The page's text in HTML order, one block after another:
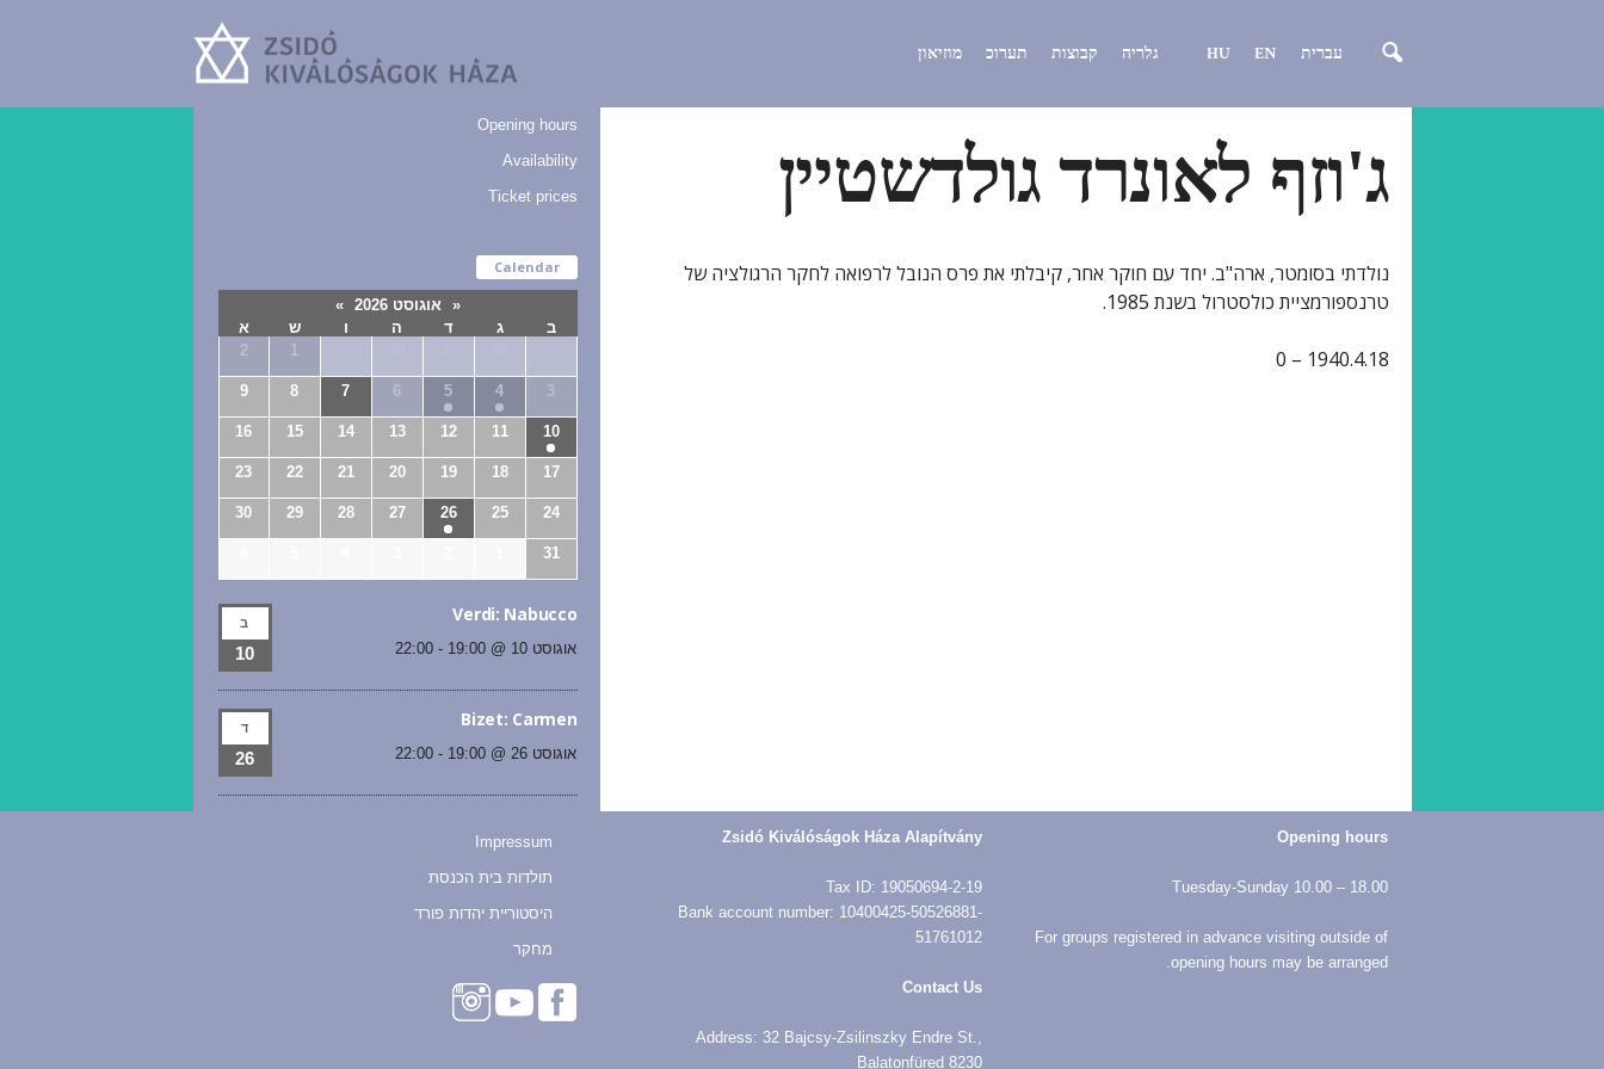
מוזיאון תערוכ קבוצות גלריה HU EN עברית
ג'וזף לאונרד גולדשטיין
נולדתי בסומטר, ארה"ב. יחד עם חוקר אחר, קיבלתי את פרס הנובל לרפואה לחקר הרגולציה של
טרנספורמציית כולסטרול בשנת 1985.
1940.4.18 – 0
Opening hours
Availability
Ticket prices
Calendar
« אוגוסט 2026
»
ב
ג ד ה ו ש
א
2
3
4
5
6
7
8
9
10
11
12
13
14
15
16
17
18
19
20
21
22
23
24
25
26
27
28
29
30
31
ב
10
Verdi: Nabucco
אוגוסט 10 @ 19:00 -
22:00
ד
26
Bizet: Carmen
אוגוסט 26 @ 19:00 -
22:00
Impressum
תולדות בית הכנסת
היסטוריית יהדות פורד
מחקר
Zsidó Kiválóságok Háza Alapítvány
Tax ID: 19050694-2-19
Bank account number: 10400425-50526881-
51761012
Contact Us
Address: 32 Bajcsy-Zsilinszky Endre St.,
Balatonfüred 8230
Opening hours
Tuesday-Sunday 10.00 – 18.00
For groups registered in advance visiting outside of
opening hours may be arranged.